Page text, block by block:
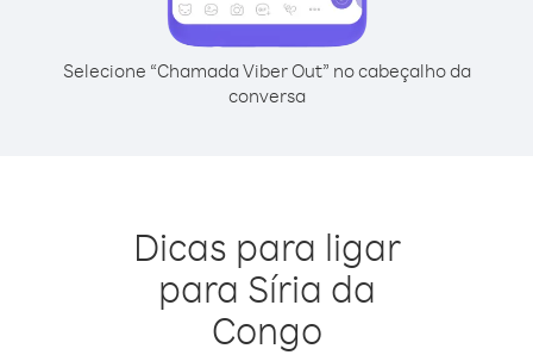
Selecione “Chamada Viber Out” no cabeçalho da
conversa
Dicas para ligar
para Síria da
Congo